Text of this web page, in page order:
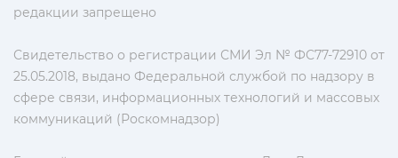
редакции запрещено
Свидетельство о регистрации СМИ Эл № ФС77-72910 от
25.05.2018, выдано Федеральной службой по надзору в
сфере связи, информационных технологий и массовых
коммуникаций (Роскомнадзор)